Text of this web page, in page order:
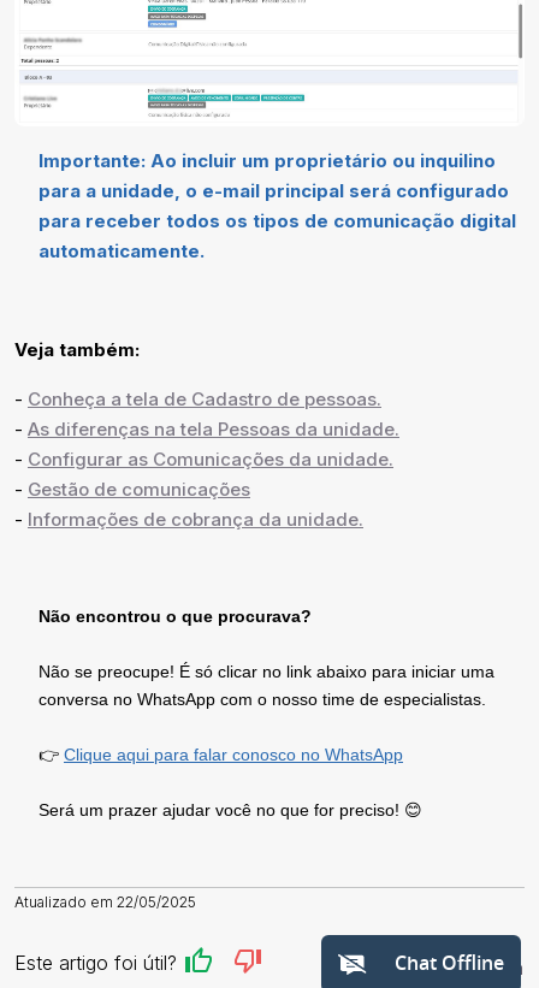
Importante: Ao incluir um proprietário ou inquilino
para a unidade, o e-mail principal será configurado
para receber todos os tipos de comunicação digital
automaticamente.
Veja também:
- Conheça a tela de Cadastro de pessoas.
- As diferenças na tela Pessoas da unidade.
- Configurar as Comunicações da unidade.
- Gestão de comunicações
- Informações de cobrança da unidade.
Não encontrou o que procurava?
Não se preocupe! É só clicar no link abaixo para iniciar uma
conversa no WhatsApp com o nosso time de especialistas.
👉 Clique aqui para falar conosco no WhatsApp
Será um prazer ajudar você no que for preciso! 😊
Atualizado em 22/05/2025
Este artigo foi útil? Chat Offline